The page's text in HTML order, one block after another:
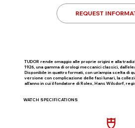
REQUEST
TUDOR rende omaggio alle proprie origini e alla
1926, una gamma di orologi meccanici classici,
Disponibile in quattro formati, con un’ampia scelta di
versione con complicazione delle fasi lunari, la
all’anno in cui il fondatore di Rolex, Hans Wilsdorf,
WATCH SPECIFICATIONS